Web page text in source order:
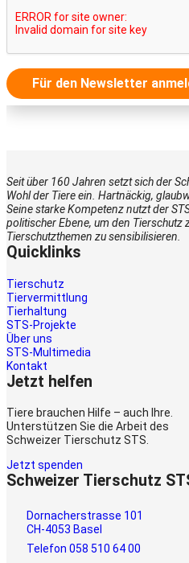
Für den Newsletter
Seit über 160 Jahren setzt sich der
Wohl der Tiere ein. Hartnäckig,
Seine starke Kompetenz nutzt der
politischer Ebene, um den
Tierschutzthemen zu sensibilisieren.
Quicklinks
Tierschutz
Tiervermittlung
Tierhaltung
STS-Projekte
Über uns
STS-Multimedia
Kontakt
Jetzt helfen
Tiere brauchen Hilfe – auch Ihre.
Unterstützen Sie die Arbeit des
Schweizer Tierschutz STS.
Jetzt spenden
Schweizer Tierschutz
Dornacherstrasse 101
CH-4053 Basel
Telefon 058 510 64 00